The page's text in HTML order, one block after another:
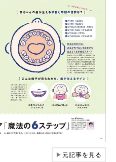
▶元記事を見る